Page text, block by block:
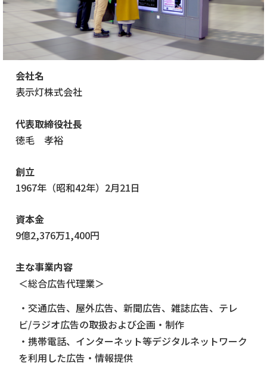
会社名
表示灯株式会社
代表取締役社長
徳毛 孝裕
創立
1967年（昭和42年）2月21日
資本金
9億2,376万1,400円
主な事業内容
＜総合広告代理業＞
・交通広告、屋外広告、新聞広告、雑誌広告、テレ
ビ/ラジオ広告の取扱および企画・制作
・携帯電話、インターネット等デジタルネットワーク
を利用した広告・情報提供